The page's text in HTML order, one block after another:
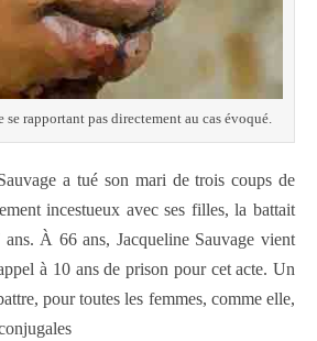
rapportant pas directement au cas évoqué.
a tué son mari de trois coups de
incestueux avec ses filles, la battait
À 66 ans, Jacqueline Sauvage vient
à 10 ans de prison pour cet acte. Un
pour toutes les femmes, comme elle,